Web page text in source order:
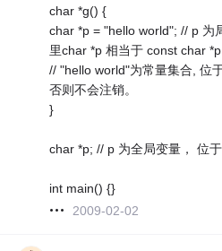
char *g() {
char *p = "hello world"; // p 为
里char *p 相当于 const char *p
// "hello world"为常量集合, 位
否则不会注销。
}
char *p; // p 为全局变量， 位于
int main() {}
2009-02-02